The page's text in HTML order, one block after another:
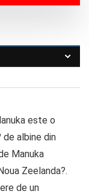
este o
de albine din
Manuka
Zeelanda?.
de un